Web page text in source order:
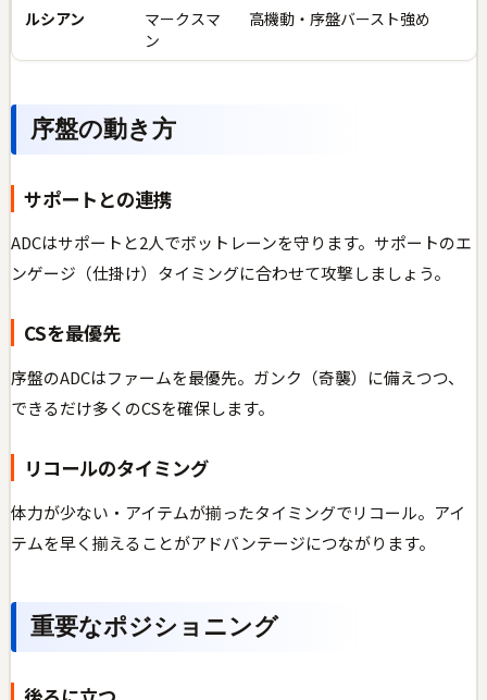
ルシアン
マークスマ
ン
高機動・序盤バースト強め
序盤の動き方
サポートとの連携
ADCはサポートと2人でボットレーンを守ります。サポートのエ
ンゲージ（仕掛け）タイミングに合わせて攻撃しましょう。
CSを最優先
序盤のADCはファームを最優先。ガンク（奇襲）に備えつつ、
できるだけ多くのCSを確保します。
リコールのタイミング
体力が少ない・アイテムが揃ったタイミングでリコール。アイ
テムを早く揃えることがアドバンテージにつながります。
重要なポジショニング